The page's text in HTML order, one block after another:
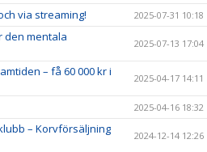
via streaming! 2025-07-31 10:18
den mentala
2025-07-13 17:04
– få 60 000 kr i
2025-04-17 14:11
2025-04-16 18:32
– Korvförsäljning
2024-12-14 12:26